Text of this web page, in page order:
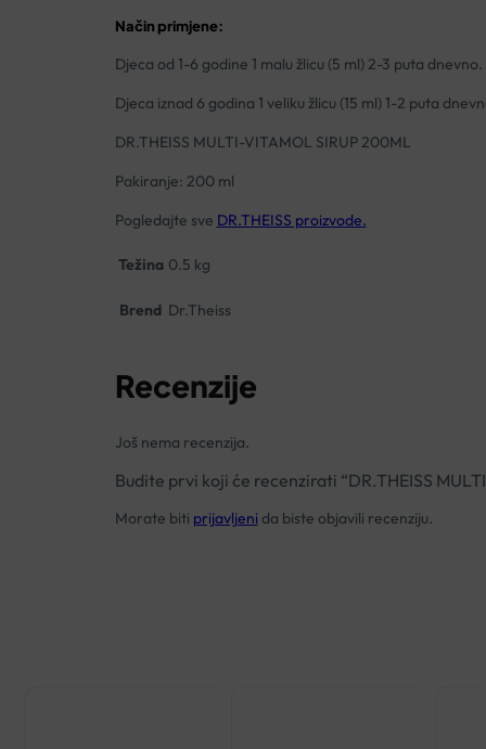
Način primjene:
Djeca od 1-6 godine 1 malu žlicu (5 ml) 2-3 puta dnevno.
Djeca iznad 6 godina 1 veliku žlicu (15 ml) 1-2 puta
DR.THEISS MULTI-VITAMOL SIRUP 200ML
Pakiranje: 200 ml
Pogledajte sve DR.THEISS proizvode.
Težina 0.5 kg
Brend Dr.Theiss
Recenzije
Još nema recenzija.
Budite prvi koji će recenzirati “DR.THEISS
Morate biti prijavljeni da biste objavili recenziju.